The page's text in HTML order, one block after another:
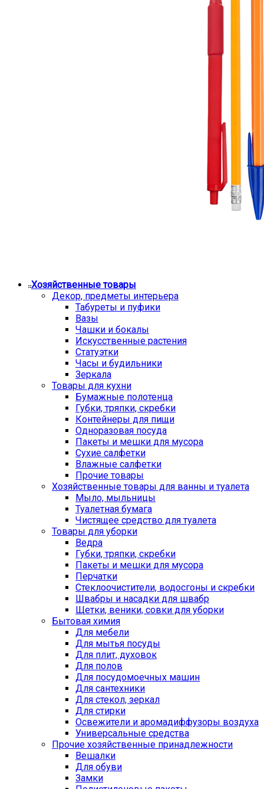
Хозяйственные товары
Декор, предметы интерьера
Табуреты и пуфики
Вазы
Чашки и бокалы
Искусственные растения
Статуэтки
Часы и будильники
Зеркала
Товары для кухни
Бумажные полотенца
Губки, тряпки, скребки
Контейнеры для пищи
Одноразовая посуда
Пакеты и мешки для мусора
Сухие салфетки
Влажные салфетки
Прочие товары
Хозяйственные товары для ванны и туалета
Мыло, мыльницы
Туалетная бумага
Чистящее средство для туалета
Товары для уборки
Ведра
Губки, тряпки, скребки
Пакеты и мешки для мусора
Перчатки
Стеклоочистители, водосгоны и скребки
Швабры и насадки для швабр
Щетки, веники, совки для уборки
Бытовая химия
Для мебели
Для мытья посуды
Для плит, духовок
Для полов
Для посудомоечных машин
Для сантехники
Для стекол, зеркал
Для стирки
Освежители и аромадиффузоры воздуха
Универсальные средства
Прочие хозяйственные принадлежности
Вешалки
Для обуви
Замки